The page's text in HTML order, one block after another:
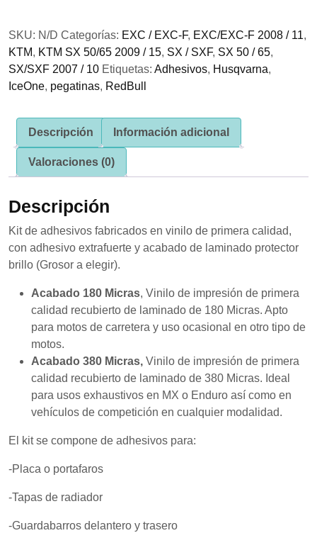
PartZ
cantidad
SKU: N/D Categorías: EXC / EXC-F, EXC/EXC-F 2008 / 11,
KTM, KTM SX 50/65 2009 / 15, SX / SXF, SX 50 / 65,
SX/SXF 2007 / 10 Etiquetas: Adhesivos, Husqvarna,
IceOne, pegatinas, RedBull
Descripción Información adicional
Valoraciones (0)
Descripción
Kit de adhesivos fabricados en vinilo de primera calidad,
con adhesivo extrafuerte y acabado de laminado protector
brillo (Grosor a elegir).
Acabado 180 Micras, Vinilo de impresión de primera
calidad recubierto de laminado de 180 Micras. Apto
para motos de carretera y uso ocasional en otro tipo de
motos.
Acabado 380 Micras, Vinilo de impresión de primera
calidad recubierto de laminado de 380 Micras. Ideal
para usos exhaustivos en MX o Enduro así como en
vehículos de competición en cualquier modalidad.
El kit se compone de adhesivos para:
-Placa o portafaros
-Tapas de radiador
-Guardabarros delantero y trasero
Experiencia
Para que
nuestra web
mejor posible
durante tu
visita. Si
rechaza estas
desaparecerán
Marketing
intereses y
comportamiento
nuestro sitio,
aumentas la
posibilidad de
ofertas
personalizados.